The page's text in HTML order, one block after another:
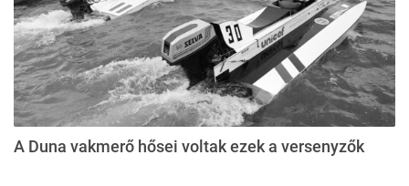
A Duna vakmerő hősei voltak ezek a versenyzők